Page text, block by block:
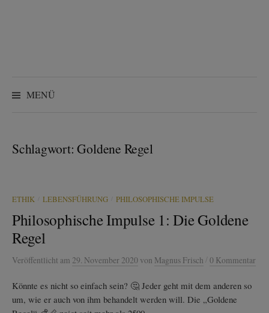
MENÜ
Schlagwort:Goldene Regel
ETHIK LEBENSFÜHRUNG PHILOSOPHISCHE IMPULSE
Philosophische Impulse 1: Die Goldene
Regel
Veröffentlicht am 29. November 2020 von Magnus Frisch 0 Kommentar
Könnte es nicht so einfach sein? 🤔 Jeder geht mit dem anderen so
um, wie er auch von ihm behandelt werden will. Die „Goldene